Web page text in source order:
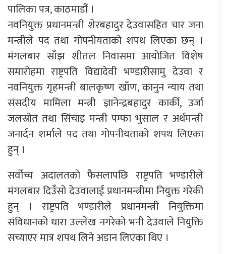
पालिका पत्र, काठमाडौं ।
नवनियुक्त प्रधानमन्त्री शेरबहादुर देउवासहित चार जना
मन्त्रीले पद तथा गोपनीयताको शपथ लिएका छन् ।
मंगलबार साँझ शीतल निवासमा आयोजित विशेष
समारोहमा राष्ट्रपति विद्यादेवी भण्डारीसामु देउवा र
नवनियुक्त गृहमन्त्री बालकृष्ण खाँण, कानुन न्याय तथा
संसदीय मामिला मन्त्री ज्ञानेन्द्रबहादुर कार्की, उर्जा
जलस्रोत तथा सिंचाइ मन्त्री पम्फा भुसाल र अर्थमन्त्री
जनार्दन शर्माले पद तथा गोपनीयताको शपथ लिएका
हुन् ।
सर्वोच्च अदालतको फैसलापछि राष्ट्रपति भण्डारीले
मंगलबार दिउँसो देउवालाई प्रधानमन्त्रीमा नियुक्त गरेकी
हुन् । राष्ट्रपति भण्डारीले प्रधानमन्त्री नियुक्तिमा
संविधानको धारा उल्लेख नगरेको भनी देउवाले नियुक्ति
सच्याएर मात्र शपथ लिने अडान लिएका थिए ।